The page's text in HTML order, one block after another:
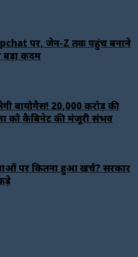
पर, जेन-Z तक पहुंच बनाने
बड़ा कदम
बायोगैस! ₹20,000 करोड़ की
को कैबिनेट की मंजूरी संभव
पर कितना हुआ खर्च? सरकार